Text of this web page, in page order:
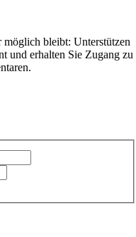
bleibt: Unterstützen
und erhalten Sie Zugang zu